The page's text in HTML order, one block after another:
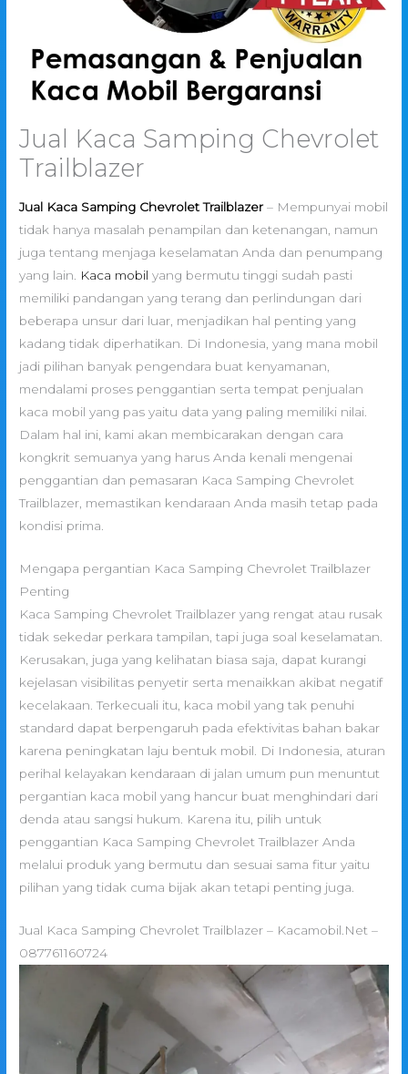
Jual Kaca Samping Chevrolet
Trailblazer
Jual Kaca Samping Chevrolet Trailblazer– Mempunyai mobil
tidak hanya masalah penampilan dan ketenangan, namun
juga tentang menjaga keselamatan Anda dan penumpang
yang lain.
Kaca mobil yang bermutu tinggi sudah pasti
memiliki pandangan yang terang dan perlindungan dari
beberapa unsur dari luar, menjadikan hal penting yang
kadang tidak diperhatikan. Di Indonesia, yang mana mobil
jadi pilihan banyak pengendara buat kenyamanan,
mendalami proses penggantian serta tempat penjualan
kaca mobil yang pas yaitu data yang paling memiliki nilai.
Dalam hal ini, kami akan membicarakan dengan cara
kongkrit semuanya yang harus Anda kenali mengenai
penggantian dan pemasaran Kaca Samping Chevrolet
Trailblazer, memastikan kendaraan Anda masih tetap pada
kondisi prima.
Mengapa pergantian Kaca Samping Chevrolet Trailblazer
Penting
Kaca Samping Chevrolet Trailblazer yang rengat atau rusak
tidak sekedar perkara tampilan, tapi juga soal keselamatan.
Kerusakan, juga yang kelihatan biasa saja, dapat kurangi
kejelasan visibilitas penyetir serta menaikkan akibat negatif
kecelakaan. Terkecuali itu, kaca mobil yang tak penuhi
standard dapat berpengaruh pada efektivitas bahan bakar
karena peningkatan laju bentuk mobil. Di Indonesia, aturan
perihal kelayakan kendaraan di jalan umum pun menuntut
pergantian kaca mobil yang hancur buat menghindari dari
denda atau sangsi hukum. Karena itu, pilih untuk
penggantian Kaca Samping Chevrolet Trailblazer Anda
melalui produk yang bermutu dan sesuai sama fitur yaitu
pilihan yang tidak cuma bijak akan tetapi penting juga.
Jual Kaca Samping Chevrolet Trailblazer – Kacamobil.Net –
087761160724